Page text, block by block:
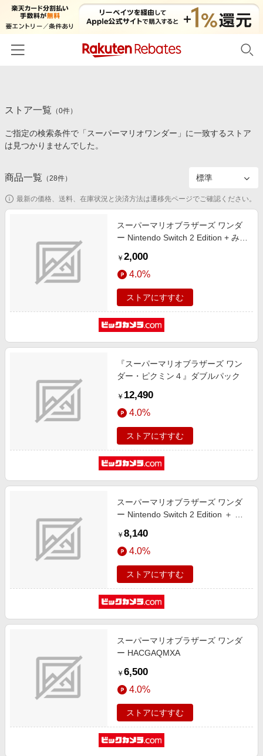
カテゴリー一覧
百貨店・総合ECモール
食品・スイーツ・お酒
コスメ・健康・医薬品
家電・PC・スマホ・カメラ
スポーツ・アウトドア・ゴルフ
旅行・レジャー・ホテル予約
金融・マネー・保険
デジタルコンテンツ
ビジネス・その他サービス
イベント一覧
初回購入者限定特典
対象ストア新規限定特典
楽天ペイ導入ストア
楽天サービス特集
わくわく夏特集
とことん買い物チャレンジ
Samsung ボーナスキャンペーン
週末の高還元 夏の長期版
ストア一覧 （0件）
ご指定の検索条件で「スーパーマリオワンダー」に一致するストア
は見つかりませんでした。
商品一覧 （28件）
最新の価格、送料、在庫状況と決済方法は遷移先ページでご確認ください。
スーパーマリオブラザーズ ワンダ
ー Nintendo Switch 2 Edition + みん
ドパス HACLAQMXA001
￥ 2,000
4.0%
ストアにすすむ
『スーパーマリオブラザーズ ワン
ダー・ピクミン４』ダブルパック
￥ 12,490
4.0%
ストアにすすむ
スーパーマリオブラザーズ ワンダ
ー Nintendo Switch 2 Edition ＋ み
￥ 8,140
4.0%
ストアにすすむ
スーパーマリオブラザーズ ワンダ
ー HACGAQMXA
￥ 6,500
4.0%
ストアにすすむ